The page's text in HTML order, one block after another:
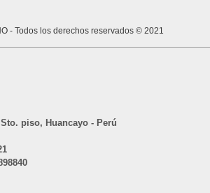
- Todos los derechos reservados © 2021
piso, Huancayo - Perú